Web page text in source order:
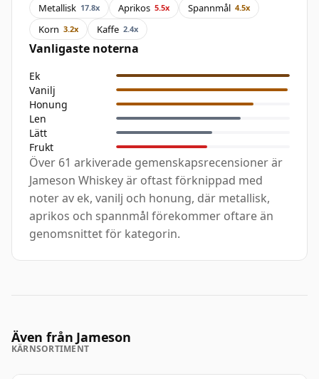
Metallisk 17.8x Aprikos 5.5x Spannmål 4.5x
Korn 3.2x Kaffe 2.4x
Vanligaste noterna
Ek
Vanilj
Honung
Len
Lätt
Frukt
Över 61 arkiverade gemenskapsrecensioner är
Jameson Whiskey är oftast förknippad med
noter av ek, vanilj och honung, där metallisk,
aprikos och spannmål förekommer oftare än
genomsnittet för kategorin.
Även från Jameson
KÄRNSORTIMENT